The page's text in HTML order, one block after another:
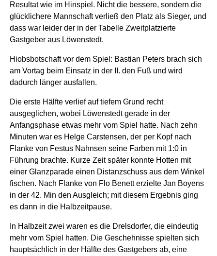
Resultat wie im Hinspiel. Nicht die bessere, sondern die
glücklichere Mannschaft verließ den Platz als Sieger, und
dass war leider der in der Tabelle Zweitplatzierte
Gastgeber aus Löwenstedt.
Hiobsbotschaft vor dem Spiel: Bastian Peters brach sich
am Vortag beim Einsatz in der II. den Fuß und wird
dadurch länger ausfallen.
Die erste Hälfte verlief auf tiefem Grund recht
ausgeglichen, wobei Löwenstedt gerade in der
Anfangsphase etwas mehr vom Spiel hatte. Nach zehn
Minuten war es Helge Carstensen, der per Kopf nach
Flanke von Festus Nahnsen seine Farben mit 1:0 in
Führung brachte. Kurze Zeit später konnte Hotten mit
einer Glanzparade einen Distanzschuss aus dem Winkel
fischen. Nach Flanke von Flo Benett erzielte Jan Boyens
in der 42. Min den Ausgleich; mit diesem Ergebnis ging
es dann in die Halbzeitpause.
In Halbzeit zwei waren es die Drelsdorfer, die eindeutig
mehr vom Spiel hatten. Die Geschehnisse spielten sich
hauptsächlich in der Hälfte des Gastgebers ab, eine